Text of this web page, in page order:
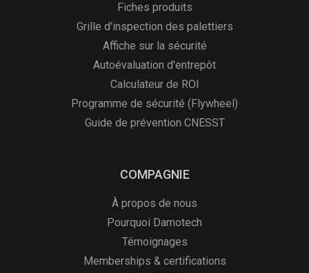
Fiches produits
Grille d'inspection des palettiers
Affiche sur la sécurité
Autoévaluation d'entrepôt
Calculateur de ROI
Programme de sécurité (Flywheel)
Guide de prévention CNESST
COMPAGNIE
À propos de nous
Pourquoi Damotech
Témoignages
Memberships & certifications